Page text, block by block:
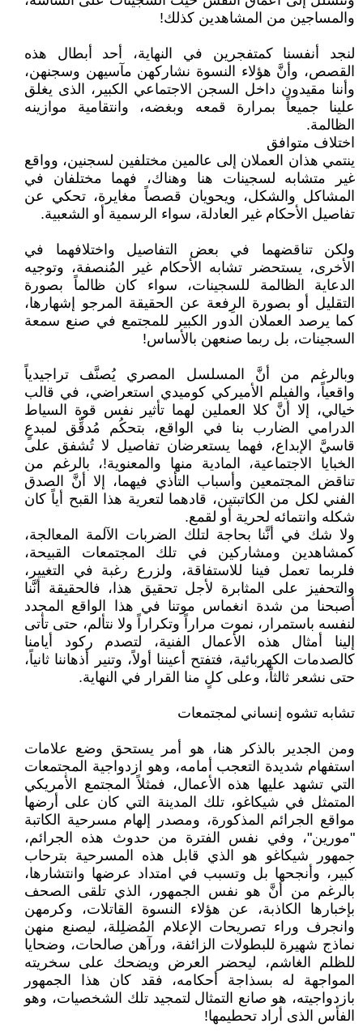
والمساجين من المشاهدين كذلك!
لنجد أنفسنا كمتفجرين في النهاية، أحد أبطال هذه
القصص، وأنَّ هؤلاء النسوة نشاركهن مآسيهن وسجنهن،
وأننا مقيدون داخل السجن الاجتماعي الكبير، الذى يغلق
علينا جميعاً بمرارة قمعه وبغضه، وانتقامية موازينه
الظالمة.
اختلاف متوافق
ينتمي هذان العملان إلى عالمين مختلفين لسجنين، وواقع
غير متشابه لسجينات هنا وهناك، فهما مختلفان في
المشاكل والشكل، ويحويان قصصاً مغايرة، تحكي عن
تفاصيل الأحكام غير العادلة، سواء الرسمية أو الشعبية.
ولكن تناقضهما في بعض التفاصيل واختلافهما في
الأخرى، يستحضر تشابه الأحكام غير المُنصفة، وتوجيه
الدعاية الظالمة للسجينات، سواء كان ظالماً بصورة
التقليل أو بصورة الرِفعة عن الحقيقة المرجو إشهارها،
كما يرصد العملان الدور الكبير للمجتمع في صنع سمعة
السجينات، بل ربما صنعهن بالأساس!
وبالرغم من أنَّ المسلسل المصري يُصنَّف تراجيدياً
واقعياً، والفيلم الأميركي كوميدي استعراضي، في قالب
خيالي، إلا أنَّ كلا العملين لهما تأثير نفس قوة السياط
الدرامي الضارب بنا في الواقع، بتحكُم مُدقِّق لمبدعٍ
قاسيَّ الإبداع، فهما يستعرضان تفاصيل لا تُشفق على
الخبايا الاجتماعية، المادية منها والمعنوية!، بالرغم من
تناقض المجتمعين وأسباب التأذي فيهما، إلا أنَّ الصدق
الفني لكل من الكاتبتين، قادهما لتعرية هذا القبح أياً كان
شكله وانتمائه لحرية أو لقمع.
ولا شك في أنَّنا بحاجة لتلك الضربات الآلمة المعالجة،
كمشاهدين ومشاركين في تلك المجتمعات القبيحة،
فلربما تعمل فينا للاستفاقة، ولزرع رغبة في التغيير،
والتحفيز على المثابرة لأجل تحقيق هذا، فالحقيقة أنَّنا
أصبحنا من شدة انغماس موتنا في هذا الواقع المجدد
لنفسه باستمرار، نموت مراراً وتكراراً ولا نتألم، حتى تأتى
إلينا أمثال هذه الأعمال الفنية، لتصدم ركود أيامنا
كالصدمات الكهربائية، فتفتح أعيننا أولاً، وتنير أذهاننا ثانياً،
حتى نشعر ثالثاً، وعلى كلٍ منا القرار في النهاية.
تشابه تشوه إنساني لمجتمعات
ومن الجدير بالذكر هنا، هو أمر يستحق وضع علامات
استفهام شديدة التعجب أمامه، وهو ازدواجية المجتمعات
التي تشهد عليها هذه الأعمال، فمثلاً المجتمع الأمريكي
المتمثل في شيكاغو، تلك المدينة التي كان على أرضها
مواقع الجرائم المذكورة، ومصدر إلهام مسرحية الكاتبة
"مورين"، وفي نفس الفترة من حدوث هذه الجرائم،
جمهور شيكاغو هو الذي قابل هذه المسرحية بترحاب
كبير، وأنجحها بل وتسبب في امتداد عرضها وانتشارها،
بالرغم من أنَّ هو نفس الجمهور، الذي تلقى الصحف
بإخبارها الكاذبة، عن هؤلاء النسوة القاتلات، وكرمهن
وانجرف وراء تصريحات الإعلام المُضلِلة، ليصنع منهن
نماذج شهيرة للبطولات الزائفة، ورآهن صالحات، وضحايا
للظلم الغاشم، ليحضر العرض ويضحك على سخريته
المواجهة له بسذاجة أحكامه، فقد كان هذا الجمهور
بازدواجيته، هو صانع التمثال لتمجيد تلك الشخصيات، وهو
الفأس الذى أراد تحطيمها!